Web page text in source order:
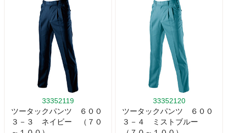
33352119
ツータックパンツ ６００
３－３ ネイビー （７０
33352120
ツータックパンツ ６００
３－４ ミストブルー